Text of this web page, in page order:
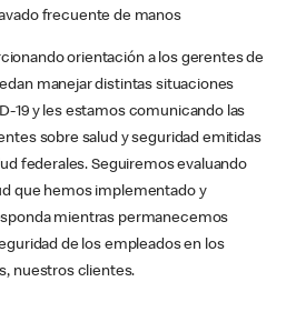
frecuente de manos
orientación a los gerentes de
manejar distintas situaciones
19 y les estamos comunicando las
sobre salud y seguridad emitidas
federales. Seguiremos evaluando
que hemos implementado y
mientras permanecemos
de los empleados en los
nuestros clientes.